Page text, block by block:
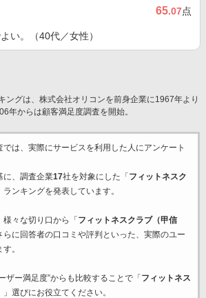
65.07点
い。（40代／女性）
ングは、株式会社オリコンを前身企業に1967年より
年からは顧客満足度調査を開始。
では、実際にサービスを利用した 人にアンケート
に、調査企業17社を対象にした「 フィットネスク
ランキングを発表しています。
々な切り口から「 フィットネスクラブ（甲信
らに回答者の口コミや評判といった、実際のユー
。
ザー満足度”からも比較することで「 フィットネス
」選びにお役立てください。